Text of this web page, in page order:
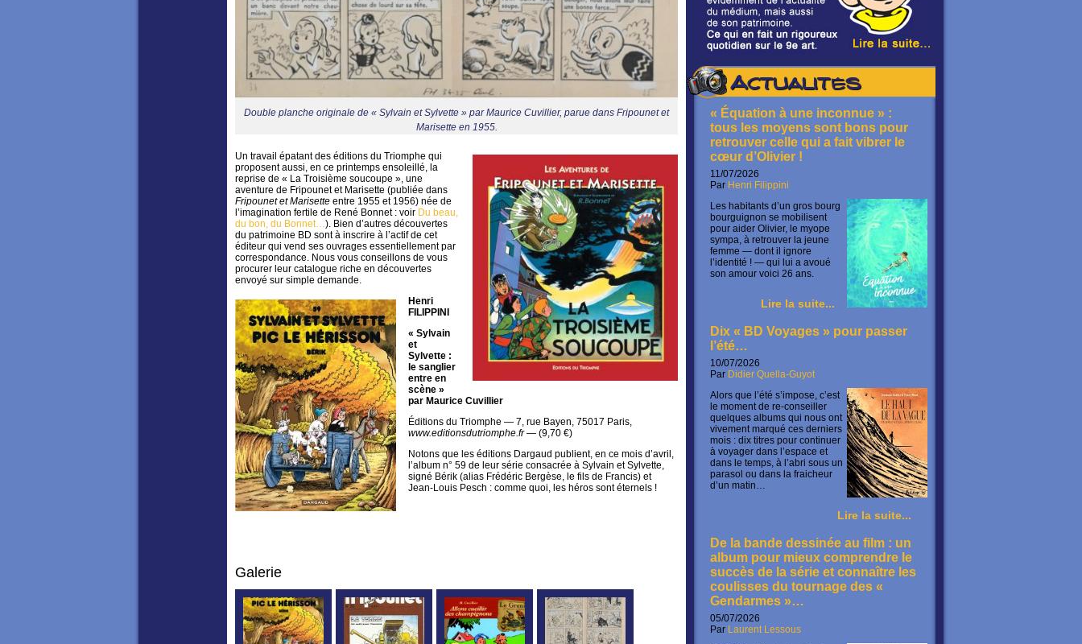
Actualités
« Équation à une inconnue » :
tous les moyens sont bons pour
retrouver celle qui a fait vibrer le
cœur d’Olivier !
11/07/2026
Par Henri Filippini
Les habitants d’un gros bourg
bourguignon se mobilisent
pour aider Olivier, le myope
sympa, à retrouver la jeune
femme — dont il ignore
l’identité ! — qui lui a avoué
son amour voici 26 ans.
Lire la suite...
Dix « BD Voyages » pour passer
l’été…
10/07/2026
Par Didier Quella-Guyot
Alors que l’été s’impose, c’est
le moment de re-conseiller
quelques albums qui nous ont
vivement marqué ces derniers
mois : dix titres pour continuer
à voyager dans l’espace et
dans le temps, à l’abri sous un
parasol ou dans la fraicheur
d’un matin…
Lire la suite...
De la bande dessinée au film : un
album pour mieux comprendre le
succès de la série et connaître les
coulisses du tournage des «
Gendarmes »…
05/07/2026
Par Laurent Lessous
Double planche originale de « Sylvain et Sylvette » par Maurice Cuvillier, parue dans Fripounet et
Marisette en 1955.
Un travail épatant des éditions du Triomphe qui
proposent aussi, en ce printemps ensoleillé, la
reprise de « La Troisième soucoupe », une
aventure de Fripounet et Marisette (publiée dans
Fripounet et Marisette entre 1955 et 1956) née de
l’imagination fertile de René Bonnet : voir Du beau,
du bon, du Bonnet…). Bien d’autres découvertes
du patrimoine BD sont à inscrire à l’actif de cet
éditeur qui vend ses ouvrages essentiellement par
correspondance. Nous vous conseillons de vous
procurer leur catalogue riche en découvertes
envoyé sur simple demande.
Henri
FILIPPINI
« Sylvain
et
Sylvette :
le sanglier
entre en
scène »
par Maurice Cuvillier
Éditions du Triomphe — 7, rue Bayen, 75017 Paris,
www.editionsdutriomphe.fr— (9,70 €)
Notons que les éditions Dargaud publient, en ce mois d’avril,
l’album n° 59 de leur série consacrée à Sylvain et Sylvette,
signé Bérik (alias Frédéric Bergèse, le fils de Francis) et
Jean-Louis Pesch : comme quoi, les héros sont éternels !
Galerie